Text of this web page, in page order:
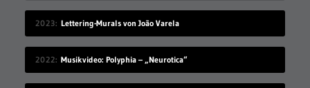
2023 Lettering-Murals von João Varela
2022 Musikvideo: Polyphia – „Neurotica“